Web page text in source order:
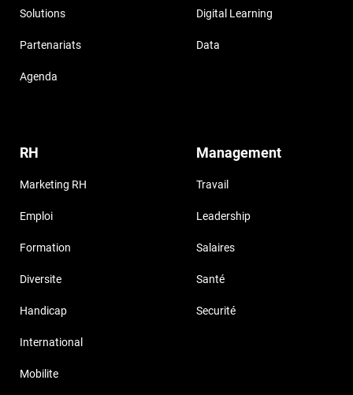
Solutions
Partenariats
Agenda
Digital Learning
Data
RH
Marketing RH
Emploi
Formation
Diversite
Handicap
International
Mobilite
Management
Travail
Leadership
Salaires
Santé
Securité